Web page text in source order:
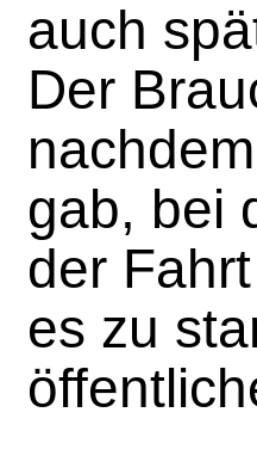
auch
Der
gab, bei
der
es zu